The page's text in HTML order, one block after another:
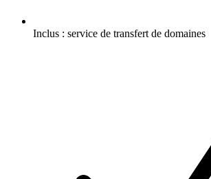
Inclus : service de transfert de domaines